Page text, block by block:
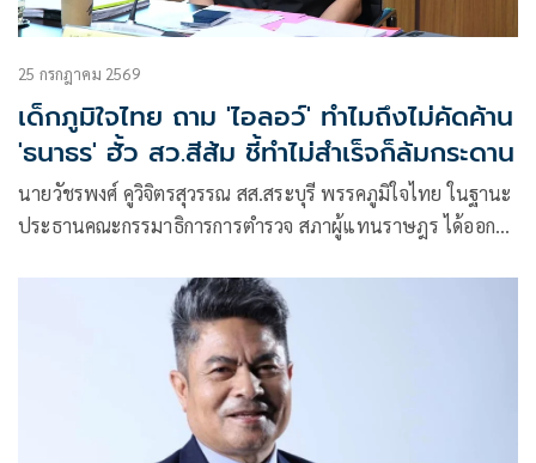
25 กรกฎาคม 2569
เด็กภูมิใจไทย ถาม 'ไอลอว์' ทำไมถึงไม่คัดค้าน
'ธนาธร' ฮั้ว สว.สีส้ม ชี้ทำไม่สำเร็จก็ล้มกระดาน
นายวัชรพงศ์ คูวิจิตรสุวรรณ สส.สระบุรี พรรคภูมิใจไทย ในฐานะ
ประธานคณะกรรมาธิการการตำรวจ สภาผู้แทนราษฎร ได้ออกมา
โครงการอินเทอร์เน็ตเพื่อกฎหมายประชาชน หรือ ไอลอว์ (iLaw)